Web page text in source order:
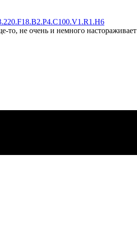
то, не очень и немного настораживает